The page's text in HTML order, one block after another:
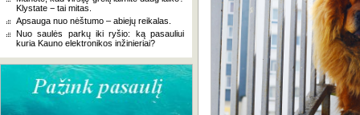
Klystate − tai mitas.
Apsauga nuo nėštumo – abiejų reikalas.
Nuo saulės parkų iki ryšio: ką pasauliui
kuria Kauno elektronikos inžinieriai?